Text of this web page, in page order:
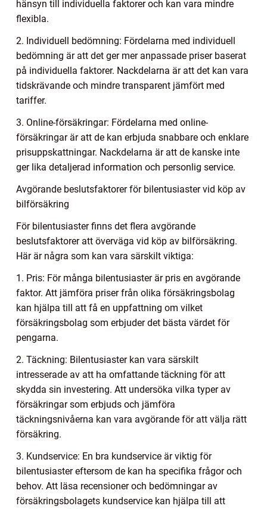
hänsyn till individuella faktorer och kan vara mindre
flexibla.
2. Individuell bedömning: Fördelarna med individuell
bedömning är att det ger mer anpassade priser baserat
på individuella faktorer. Nackdelarna är att det kan vara
tidskrävande och mindre transparent jämfört med
tariffer.
3. Online-försäkringar: Fördelarna med online-
försäkringar är att de kan erbjuda snabbare och enklare
prisuppskattningar. Nackdelarna är att de kanske inte
ger lika detaljerad information och personlig service.
Avgörande beslutsfaktorer för bilentusiaster vid köp av
bilförsäkring
För bilentusiaster finns det flera avgörande
beslutsfaktorer att överväga vid köp av bilförsäkring.
Här är några som kan vara särskilt viktiga:
1. Pris: För många bilentusiaster är pris en avgörande
faktor. Att jämföra priser från olika försäkringsbolag
kan hjälpa till att få en uppfattning om vilket
försäkringsbolag som erbjuder det bästa värdet för
pengarna.
2. Täckning: Bilentusiaster kan vara särskilt
intresserade av att ha omfattande täckning för att
skydda sin investering. Att undersöka vilka typer av
försäkringar som erbjuds och jämföra
täckningsnivåerna kan vara avgörande för att välja rätt
försäkring.
3. Kundservice: En bra kundservice är viktig för
bilentusiaster eftersom de kan ha specifika frågor och
behov. Att läsa recensioner och bedömningar av
försäkringsbolagets kundservice kan hjälpa till att